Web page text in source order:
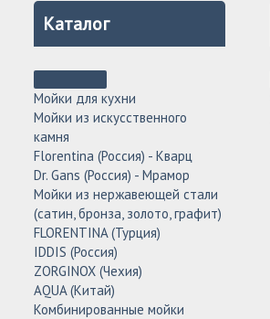
Каталог
Мойки для кухни
Мойки из искусственного
камня
Florentina (Россия) - Кварц
Dr. Gans (Россия) - Мрамор
Мойки из нержавеющей стали
(сатин, бронза, золото, графит)
FLORENTINA (Турция)
IDDIS (Россия)
ZORGINOX (Чехия)
AQUA (Китай)
Комбинированные мойки